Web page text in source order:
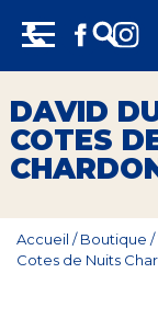
content
DAVID
COTES
Accueil /Boutique /
Cotes de Nuits
Champagne
Rhum
Panneau de